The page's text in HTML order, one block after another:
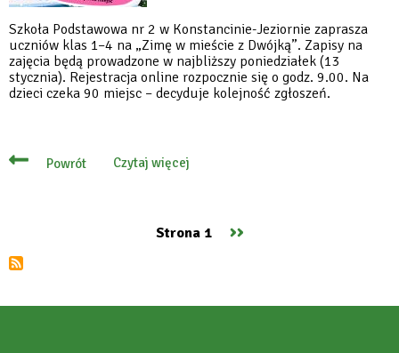
Szkoła Podstawowa nr 2 w Konstancinie-Jeziornie zaprasza
uczniów klas 1–4 na „Zimę w mieście z Dwójką”. Zapisy na
zajęcia będą prowadzone w najbliższy poniedziałek (13
stycznia). Rejestracja online rozpocznie się o godz. 9.00. Na
dzieci czeka 90 miejsc – decyduje kolejność zgłoszeń.
Powrót Czytaj więcej
o
Strona 1
Następna
››